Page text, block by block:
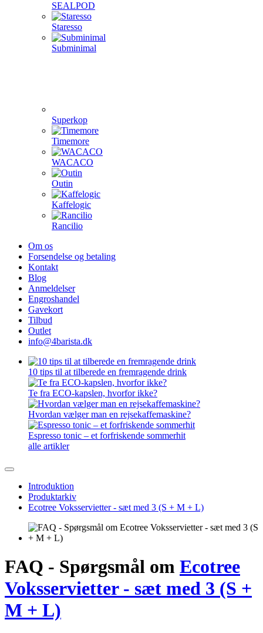
SEALPOD
Staresso
Subminimal
Superkop
Timemore
WACACO
Outin
Kaffelogic
Rancilio
Om os
Forsendelse og betaling
Kontakt
Blog
Anmeldelser
Engroshandel
Gavekort
Tilbud
Outlet
info@4barista.dk
10 tips til at tilberede en fremragende drink
Te fra ECO-kapslen, hvorfor ikke?
Hvordan vælger man en rejsekaffemaskine?
Espresso tonic – et forfriskende sommerhit
alle artikler
Introduktion
Produktarkiv
Ecotree Voksservietter - sæt med 3 (S + M + L)
FAQ - Spørgsmål om Ecotree
Voksservietter - sæt med 3 (S +
M + L)